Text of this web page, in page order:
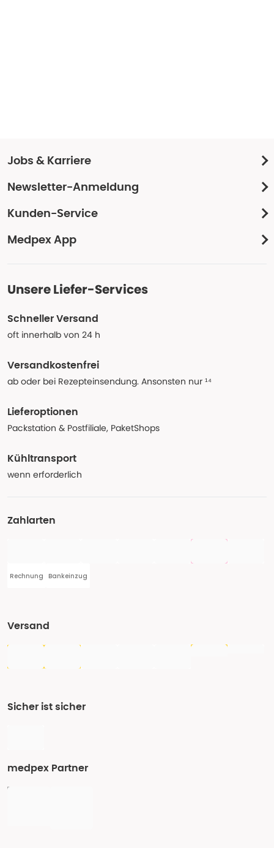
Jobs & Karriere
Newsletter-Anmeldung
Kunden-Service
Medpex App
Unsere Liefer-Services
Schneller Versand
oft innerhalb von 24 h
Versandkostenfrei
ab oder bei Rezepteinsendung. Ansonsten nur ¹⁴
Lieferoptionen
Packstation & Postfiliale, PaketShops
Kühltransport
wenn erforderlich
Zahlarten
Rechnung Bankeinzug
Versand
Sicher ist sicher
medpex Partner